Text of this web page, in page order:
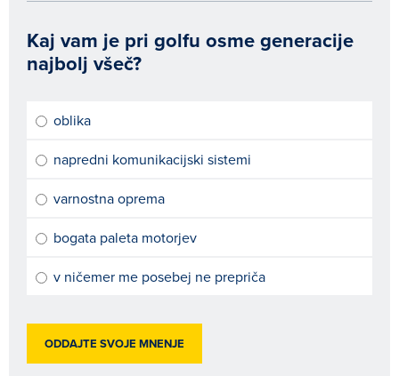
Kaj vam je pri golfu osme generacije
najbolj všeč?
oblika
napredni komunikacijski sistemi
varnostna oprema
bogata paleta motorjev
v ničemer me posebej ne prepriča